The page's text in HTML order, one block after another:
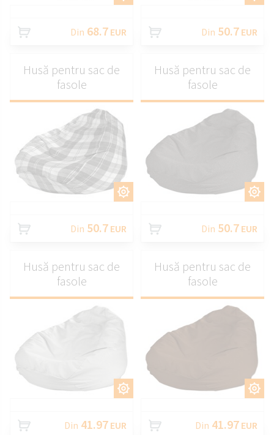
Din 68.7 EUR Din 50.7 EUR
PERSONALIZAȚI
Husă pentru sac de
fasole
Din 50.7 EUR
PERSONALIZAȚI
Husă pentru sac de
fasole
Din 50.7 EUR
PERSONALIZAȚI
Husă pentru sac de
fasole
Din 41.97 EUR
PERSONALIZAȚI
Husă pentru sac de
fasole
Din 41.97 EUR